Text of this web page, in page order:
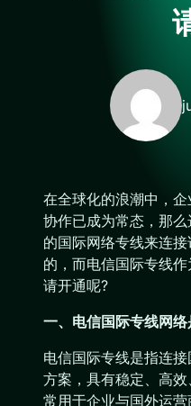
在全球化的浪潮中，
协作已成为常态，那
的国际网络专线来连
的，而电信国际专线
请开通呢?
一、电信国际专线网络
电信国际专线是指连
方案，具有稳定、高
常用于企业与国外运